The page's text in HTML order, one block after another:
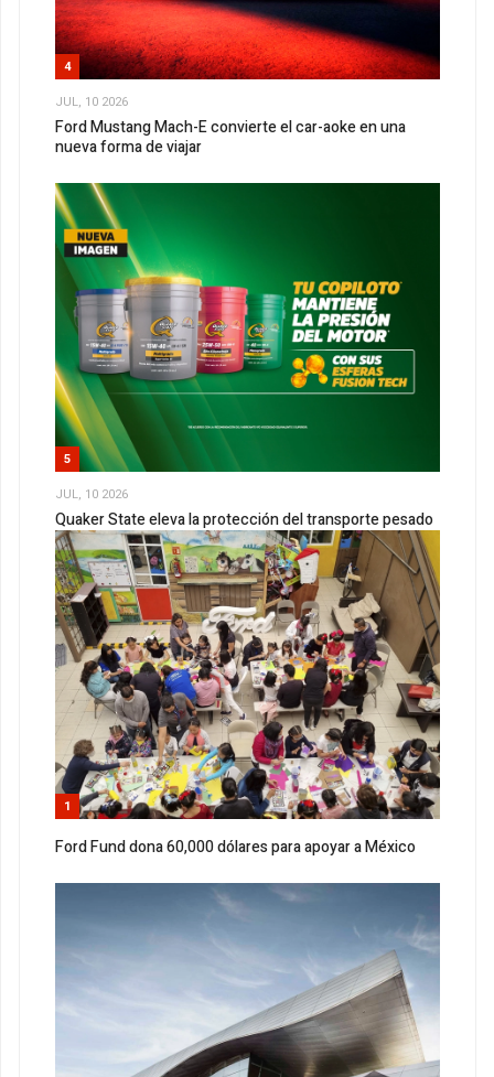
4
JUL, 10 2026
Ford Mustang Mach-E convierte el car-aoke en una
nueva forma de viajar
5
JUL, 10 2026
Quaker State eleva la protección del transporte pesado
1
Ford Fund dona 60,000 dólares para apoyar a México